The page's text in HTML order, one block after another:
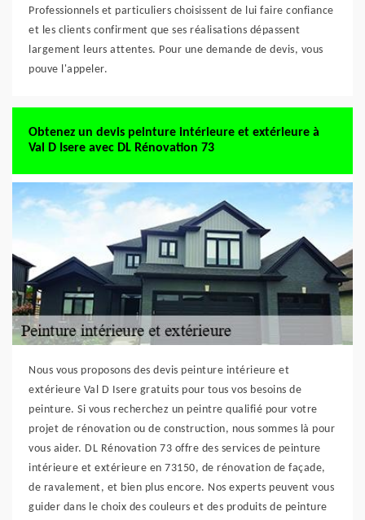
Professionnels et particuliers choisissent de lui faire confiance
et les clients confirment que ses réalisations dépassent
largement leurs attentes. Pour une demande de devis, vous
pouve l'appeler.
Obtenez un devis peinture intérieure et extérieure à
Val D Isere avec DL Rénovation 73
Nous vous proposons des devis peinture intérieure et
extérieure Val D Isere gratuits pour tous vos besoins de
peinture. Si vous recherchez un peintre qualifié pour votre
projet de rénovation ou de construction, nous sommes là pour
vous aider. DL Rénovation 73 offre des services de peinture
intérieure et extérieure en 73150, de rénovation de façade,
de ravalement, et bien plus encore. Nos experts peuvent vous
guider dans le choix des couleurs et des produits de peinture